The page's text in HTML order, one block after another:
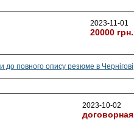
2023-11-01
20000 грн.
до повного опису резюме в Чернігові
2023-10-02
договорная